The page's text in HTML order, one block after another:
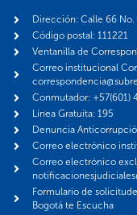
Dirección: Calle 66
Código postal: 111221
Ventanilla de
Correo institucional
Conmutador: +57(601)
Línea Gratuita: 195
Denuncia
Correo electrónico
Correo electrónico
Formulario de
Bogotá te Escucha